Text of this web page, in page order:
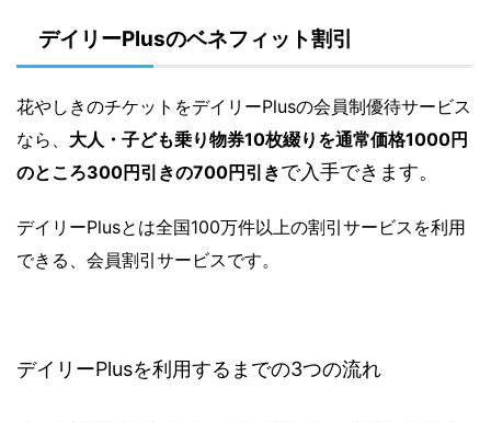
デイリーPlusのベネフィット割引
花やしきのチケットをデイリーPlusの会員制優待サービス
なら、 大人・子ども乗り物券10枚綴りを通常価格1000円
のところ300円引きの700円引きで入手できます。
デイリーPlusとは全国100万件以上の割引サービスを利用
できる、会員割引サービスです。
デイリーPlusを利用するまでの3つの流れ